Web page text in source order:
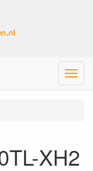
Menu
XH2